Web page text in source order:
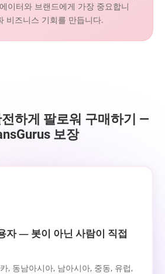
이터와 브랜드에게 가장 중요합니
비즈니스 기회를 만듭니다.
하게 팔로워 구매하기 —
보장
자 — 봇이 아닌 사람이 직접
, 동남아시아, 남아시아, 중동, 유럽,